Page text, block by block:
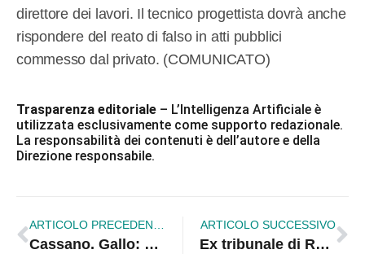
direttore dei lavori. Il tecnico progettista dovrà anche
rispondere del reato di falso in atti pubblici
commesso dal privato. (COMUNICATO)
Trasparenza editoriale – L’Intelligenza Artificiale è
utilizzata esclusivamente come supporto redazionale.
La responsabilità dei contenuti è dell’autore e della
Direzione responsabile.
ARTICOLO PRECEDENTE
Cassano. Gallo: La Regione finanzia nuovi porti ma ignora Sibari
ARTICOLO SUCCESSIVO
Ex tribunale di Rossano, l’esito dell’audizione